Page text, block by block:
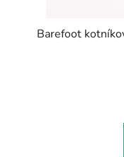
Barefoot